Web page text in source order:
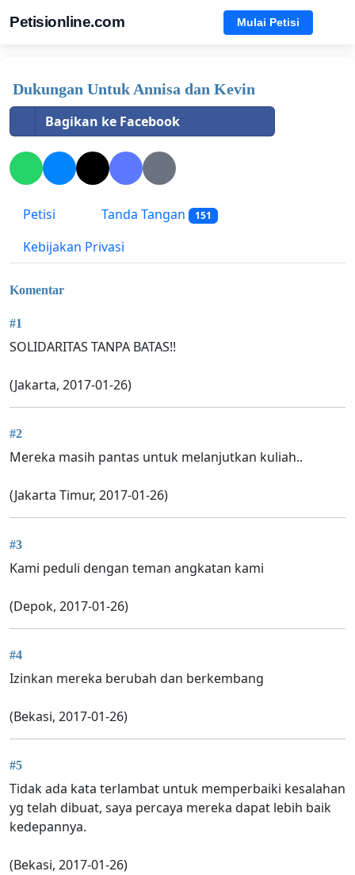
Petisionline.com Mulai Petisi
Dukungan Untuk Annisa dan Kevin
Bagikan ke Facebook
Petisi Tanda Tangan 151
Kebijakan Privasi
Komentar
#1
SOLIDARITAS TANPA BATAS!!
(Jakarta, 2017-01-26)
#2
Mereka masih pantas untuk melanjutkan kuliah..
(Jakarta Timur, 2017-01-26)
#3
Kami peduli dengan teman angkatan kami
(Depok, 2017-01-26)
#4
Izinkan mereka berubah dan berkembang
(Bekasi, 2017-01-26)
#5
Tidak ada kata terlambat untuk memperbaiki kesalahan
yg telah dibuat, saya percaya mereka dapat lebih baik
kedepannya.
(Bekasi, 2017-01-26)